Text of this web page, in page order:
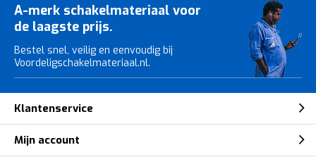
A-merk schakelmateriaal voor
de laagste prijs.
Bestel snel, veilig en eenvoudig bij
Voordeligschakelmateriaal.nl.
Klantenservice
Mijn account